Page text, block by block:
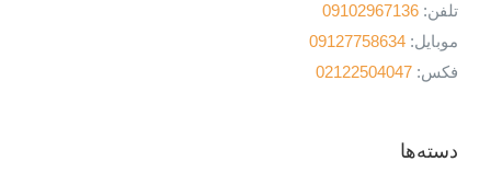
تلفن: 09102967136
موبایل: 09127758634
فکس: 02122504047
دسته‌ها